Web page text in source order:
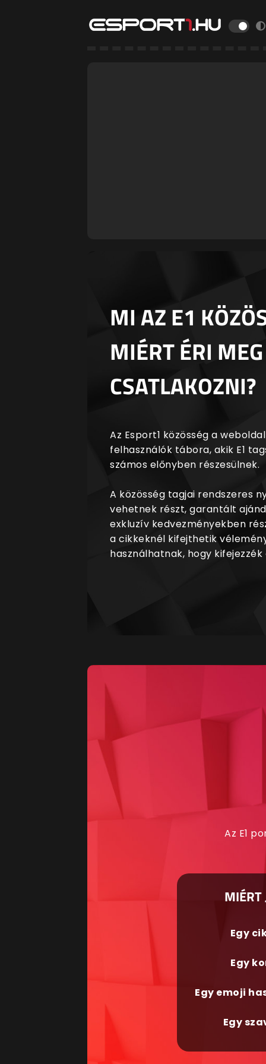
MI AZ E1
MIÉRT ÉRI MEG
CSATLAKOZNI?
Az Esport1 közösség a
felhasználók tábora, akik E1
számos előnyben részesülnek.
A közösség tagjai rendszeres
vehetnek részt, garantált
exkluzív kedvezményekben
a cikkeknél kifejthetik
használhatnak, hogy
Az E1
MIÉRT
Egy
Egy
Egy emoji
Egy